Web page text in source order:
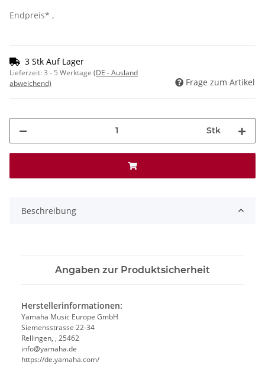
Endpreis* ,
3 Stk Auf Lager
Lieferzeit:3 - 5 Werktage (DE - Ausland
abweichend)
Frage zum Artikel
Stk
Beschreibung
Angaben zur Produktsicherheit
Herstellerinformationen:
Yamaha Music Europe GmbH
Siemensstrasse 22-34
Rellingen, , 25462
info@yamaha.de
https://de.yamaha.com/